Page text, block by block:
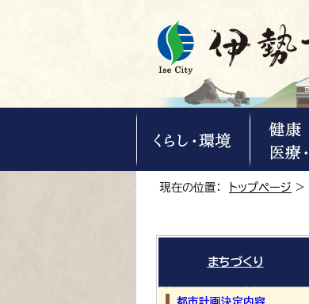
現在の位置： トップページ >
まちづくり
都市計画決定内容